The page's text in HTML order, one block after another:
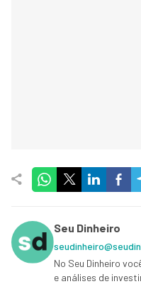
Seu Dinheiro
No Seu Dinheiro
e análises de